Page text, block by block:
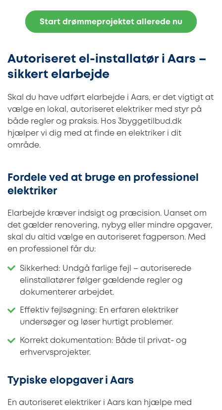
Start drømmeprojektet allerede nu
Autoriseret el-installatør i Aars –
sikkert elarbejde
Skal du have udført elarbejde i Aars, er det vigtigt at
vælge en lokal, autoriseret elektriker med styr på
både regler og praksis. Hos 3byggetilbud.dk
hjælper vi dig med at finde en elektriker i dit
område.
Fordele ved at bruge en professionel
elektriker
Elarbejde kræver indsigt og præcision. Uanset om
det gælder renovering, nybyg eller mindre opgaver,
skal du altid vælge en autoriseret fagperson. Med
en professionel får du:
Sikkerhed: Undgå farlige fejl – autoriserede
elinstallatører følger gældende regler og
dokumenterer arbejdet.
Effektiv fejlsøgning: En erfaren elektriker
undersøger og løser hurtigt problemer.
Korrekt dokumentation: Både til privat- og
erhvervsprojekter.
Typiske elopgaver i Aars
En autoriseret elektriker i Aars kan hjælpe med